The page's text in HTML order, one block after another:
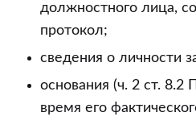
должностного лица,
протокол;
сведения о личности
основания (ч. 2 ст.
время его